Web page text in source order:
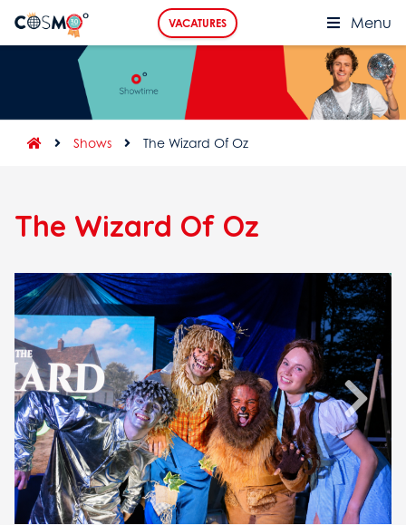
Menu
VACATURES
Shows The Wizard Of Oz
The Wizard Of Oz